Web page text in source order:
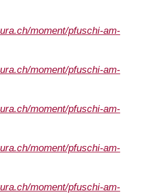
moment/pfuschi-am-
moment/pfuschi-am-
moment/pfuschi-am-
moment/pfuschi-am-
moment/pfuschi-am-